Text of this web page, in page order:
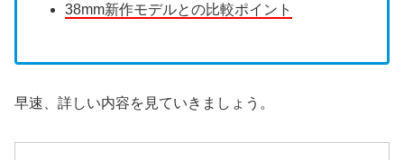
38mm新作モデルとの比較ポイント
早速、詳しい内容を見ていきましょう。